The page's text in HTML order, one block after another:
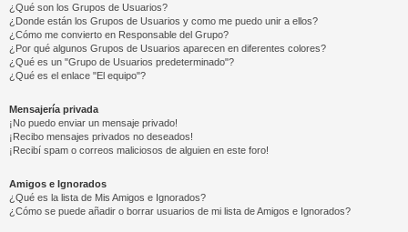
¿Qué son los Grupos de Usuarios?
¿Donde están los Grupos de Usuarios y como me puedo unir a ellos?
¿Cómo me convierto en Responsable del Grupo?
¿Por qué algunos Grupos de Usuarios aparecen en diferentes colores?
¿Qué es un "Grupo de Usuarios predeterminado"?
¿Qué es el enlace "El equipo"?
Mensajería privada
¡No puedo enviar un mensaje privado!
¡Recibo mensajes privados no deseados!
¡Recibí spam o correos maliciosos de alguien en este foro!
Amigos e Ignorados
¿Qué es la lista de Mis Amigos e Ignorados?
¿Cómo se puede añadir o borrar usuarios de mi lista de Amigos e Ignorados?